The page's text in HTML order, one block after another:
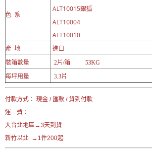
色 系
ALT10015銀狐
ALT10004
ALT10010
產 地
進口
裝箱數量
2片/箱 53KG
每坪用量
3.3片
付款方式： 現金 / 匯款 / 貨到付款
運 費：
大台北地區→3天到貨
新竹以北 →1件200起